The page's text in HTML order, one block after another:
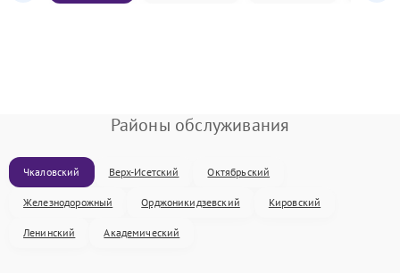
Районы обслуживания
Чкаловский Верх-Исетский Октябрьский
Железнодорожный Орджоникидзевский Кировский
Ленинский Академический